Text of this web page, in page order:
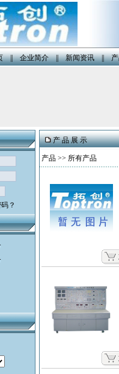
||企业简介||新闻资讯||
？
产 品 展 示
产品 >> 所有产品